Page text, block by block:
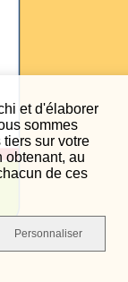
et d'élaborer
sommes
sur votre
obtenant, au
de ces
Personnaliser